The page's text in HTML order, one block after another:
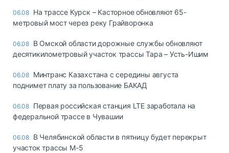
06.08 На трассе Курск – Касторное обновляют 65-
метровый мост через реку Грайворонка
06.08 В Омской области дорожные службы обновляют
десятикилометровый участок трассы Тара – Усть-Ишим
06.08 Минтранс Казахстана с середины августа
поднимет плату за пользование БАКАД
06.08 Первая российская станция LTE заработала на
федеральной трассе в Чувашии
06.08 В Челябинской области в пятницу будет перекрыт
участок трассы М-5